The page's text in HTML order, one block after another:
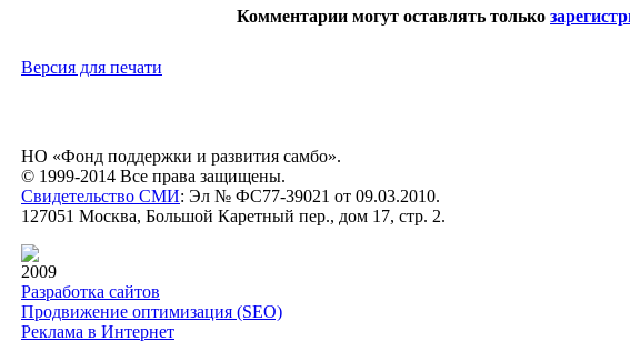
Комментарии могут оставлять только
Версия для печати
НО «Фонд поддержки и развития самбо».
© 1999-2014 Все права защищены.
Свидетельство СМИ: Эл № ФС77-39021 от 09.03.2010.
127051 Москва, Большой Каретный пер., дом 17, стр. 2.
2009
Разработка сайтов
Продвижение оптимизация (SEO)
Реклама в Интернет